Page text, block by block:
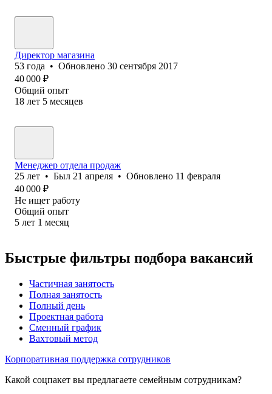
Директор магазина
53 года • Обновлено 30 сентября 2017
40 000 ₽
Общий опыт
18 лет 5 месяцев
Менеджер отдела продаж
25 лет • Был 21 апреля • Обновлено 11 февраля
40 000 ₽
Не ищет работу
Общий опыт
5 лет 1 месяц
Быстрые фильтры подбора вакансий
Частичная занятость
Полная занятость
Полный день
Проектная работа
Сменный график
Вахтовый метод
Корпоративная поддержка сотрудников
Какой соцпакет вы предлагаете семейным сотрудникам?